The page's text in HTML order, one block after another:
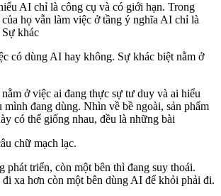
AI chỉ là công cụ và có giới hạn. Trong
họ vẫn làm việc ở tầng ý nghĩa AI chỉ là
khác
có dùng AI hay không. Sự khác biệt nằm ở
ở việc ai đang thực sự tư duy và ai hiểu
mình đang dùng. Nhìn về bề ngoài, sản phẩm
có thể giống nhau, đều là những bài
chữ mạch lạc.
phát triển, còn một bên thì đang suy thoái.
xa hơn còn một bên dùng AI để khỏi phải đi.